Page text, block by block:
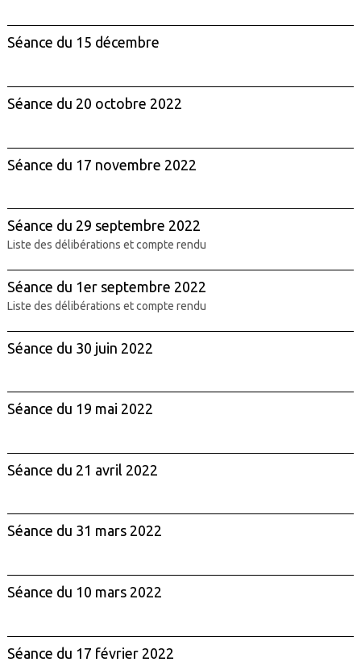
Séance du 15 décembre
Séance du 20 octobre 2022
Séance du 17 novembre 2022
Séance du 29 septembre 2022
Liste des délibérations et compte rendu
Séance du 1er septembre 2022
Liste des délibérations et compte rendu
Séance du 30 juin 2022
Séance du 19 mai 2022
Séance du 21 avril 2022
Séance du 31 mars 2022
Séance du 10 mars 2022
Séance du 17 février 2022